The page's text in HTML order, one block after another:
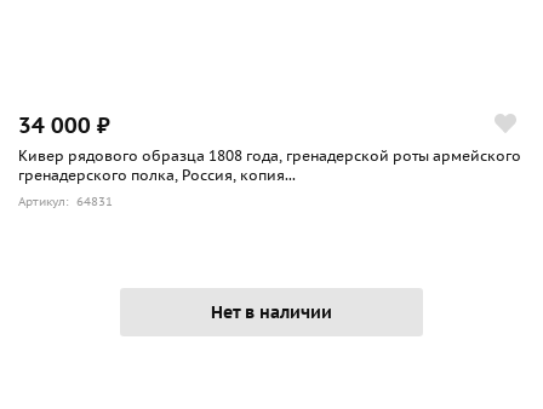
34 000 ₽
Кивер рядового образца 1808 года, гренадерской роты армейского
гренадерского полка, Россия, копия...
Артикул: 64831
Нет в наличии